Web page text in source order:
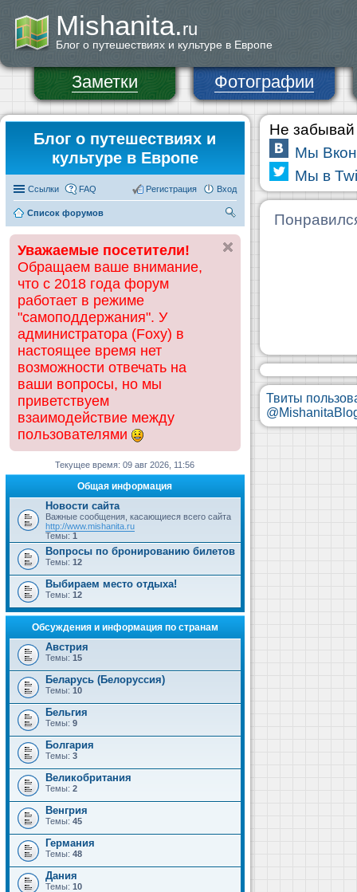
Mishanita.ru
Блог о путешествиях и культуре в Европе
Заметки Фотографии
Блог о путешествиях и
культуре в Европе
Ссылки FAQ Вход
Регистрация
Список форумов
ск
Уважаемые посетители!
Обращаем ваше внимание,
что с 2018 года форум
работает в режиме
"самоподдержания". У
администратора (Foxy) в
настоящее время нет
возможности отвечать на
ваши вопросы, но мы
приветствуем
взаимодействие между
пользователями
Текущее время: 09 авг 2026, 11:56
Общая информация
Новости сайта
Важные сообщения, касающиеся всего сайта
http://www.mishanita.ru
Темы: 1
Вопросы по бронированию билетов
Темы: 12
Выбираем место отдыха!
Темы: 12
Обсуждения и информация по странам
Австрия
Темы: 15
Беларусь (Белоруссия)
Темы: 10
Бельгия
Темы: 9
Болгария
Темы: 3
Великобритания
Темы: 2
Венгрия
Темы: 45
Германия
Темы: 48
Дания
Темы: 10
Не забывай
Мы
Мы в
Твиты